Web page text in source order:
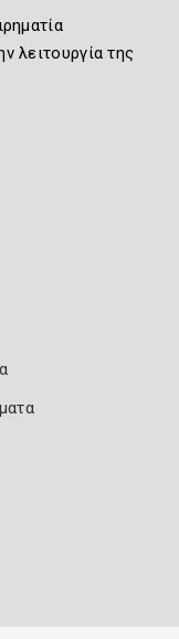
λειτουργία της